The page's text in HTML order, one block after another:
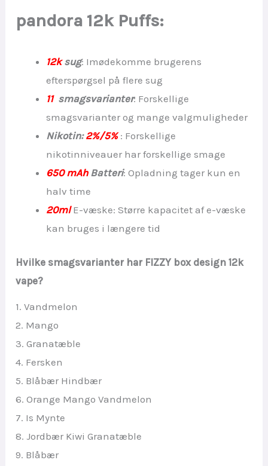
pandora 12k Puffs:
12ksug: Imødekomme brugerens
efterspørgsel på flere sug
11 smagsvarianter: Forskellige
smagsvarianter og mange valgmuligheder
Nikotin:2%/5% : Forskellige
nikotinniveauer har forskellige smage
650 mAhBatteri: Opladning tager kun en
halv time
20ml E-væske: Større kapacitet af e-væske
kan bruges i længere tid
Hvilke smagsvarianter har FIZZY box design 12k
vape?
1. Vandmelon
2. Mango
3. Granatæble
4. Fersken
5. Blåbær Hindbær
6. Orange Mango Vandmelon
7. Is Mynte
8. Jordbær Kiwi Granatæble
9. Blåbær